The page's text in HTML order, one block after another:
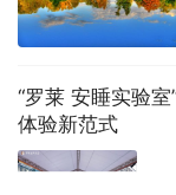
“罗莱 安睡实验
体验新范式